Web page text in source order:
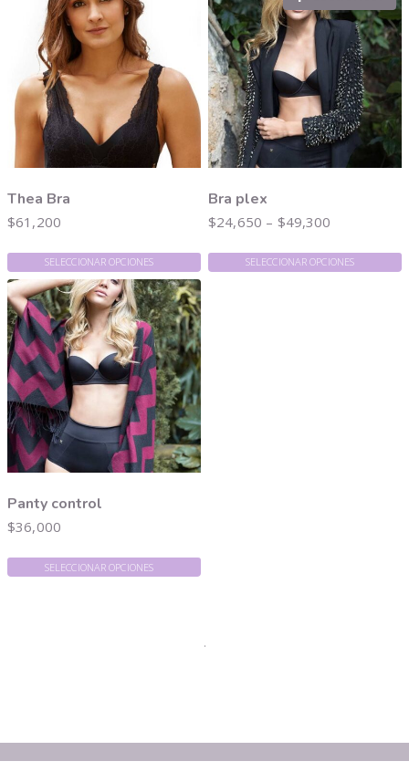
Thea Bra
$61,200
SELECCIONAR OPCIONES
Bra plex
$24,650 – $49,300
SELECCIONAR OPCIONES
Panty control
$36,000
SELECCIONAR OPCIONES
.